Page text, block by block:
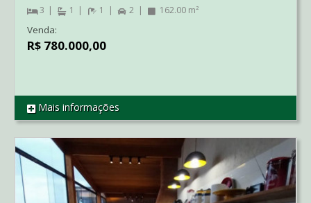
REF CO2623
3 1 1 2 162.00 m²
Venda:
R$ 780.000,00
Mais informações